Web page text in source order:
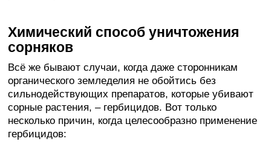
Химический способ уничтожения
сорняков
Всё же бывают случаи, когда даже сторонникам
органического земледелия не обойтись без
сильнодействующих препаратов, которые убивают
сорные растения, – гербицидов. Вот только
несколько причин, когда целесообразно применение
гербицидов: